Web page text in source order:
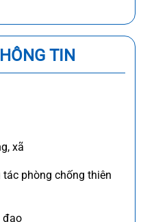
TIN
xã
phòng chống thiên
đạo